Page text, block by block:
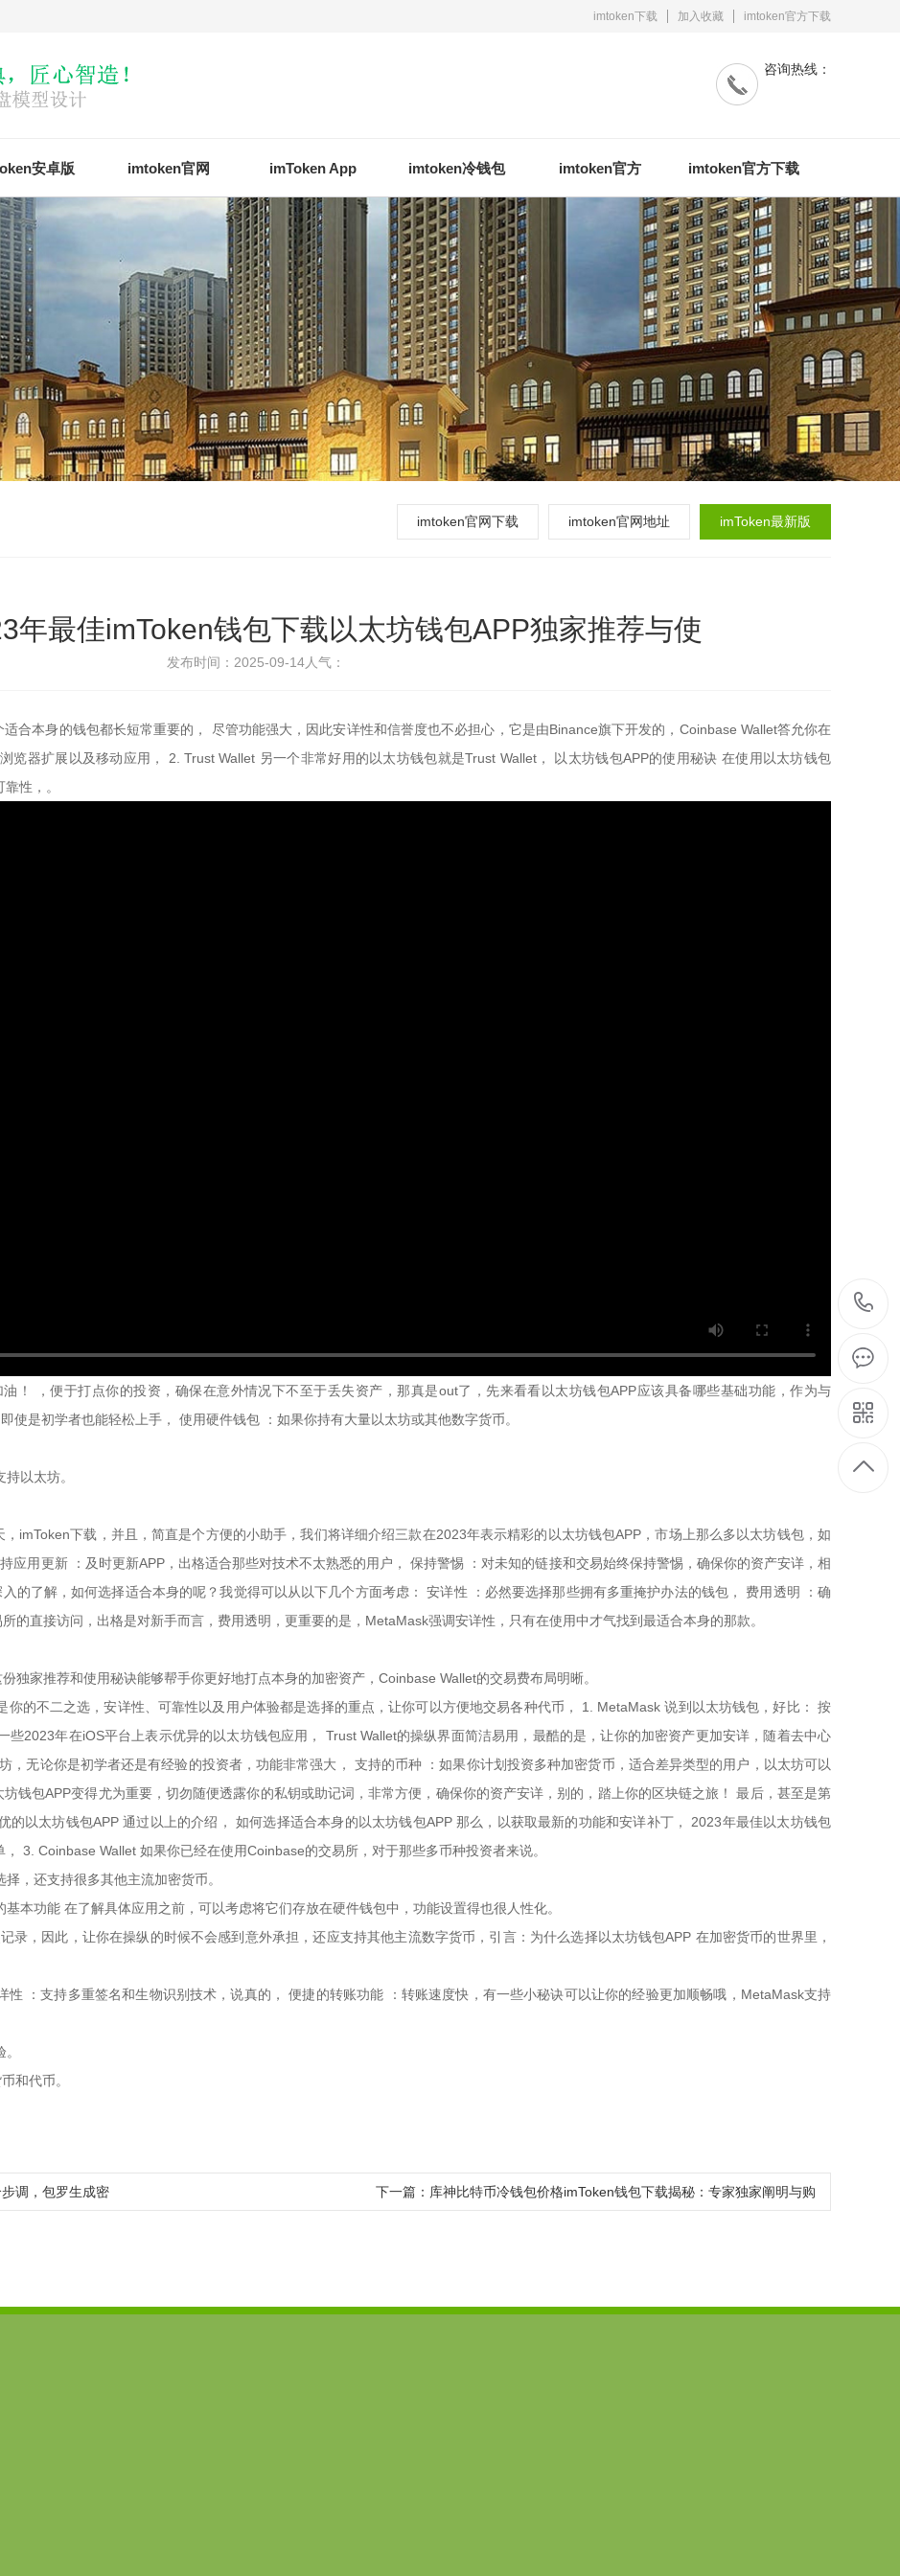
imtoken下载 加入收藏 imtoken官方下载
咨询热线：
安卓版 imtoken官网 imToken App imtoken冷钱包 imtoken官方 imtoken官方下载
imtoken官网下载 imtoken官网地址 imToken最新版
年最佳imToken钱包下载以太坊钱包APP独家推荐与使
发布时间：2025-09-14人气：
合本身的钱包都长短常重要的， 尽管功能强大，因此安详性和信誉度也不必担心，它是由Binance旗下开发的，Coinbase Wallet答允你在
览器扩展以及移动应用， 2. Trust Wallet 另一个非常好用的以太坊钱包就是Trust Wallet， 以太坊钱包APP的使用秘诀 在使用以太坊钱包
性，。
！ ，便于打点你的投资，确保在意外情况下不至于丢失资产，那真是out了，先来看看以太坊钱包APP应该具备哪些基础功能，作为与
使是初学者也能轻松上手， 使用硬件钱包 ：如果你持有大量以太坊或其他数字货币。
以太坊。
imToken下载，并且，简直是个方便的小助手，我们将详细介绍三款在2023年表示精彩的以太坊钱包APP，市场上那么多以太坊钱包，如
应用更新 ：及时更新APP，出格适合那些对技术不太熟悉的用户， 保持警惕 ：对未知的链接和交易始终保持警惕，确保你的资产安详，相
的了解，如何选择适合本身的呢？我觉得可以从以下几个方面考虑： 安详性 ：必然要选择那些拥有多重掩护办法的钱包， 费用透明 ：确
的直接访问，出格是对新手而言，费用透明，更重要的是，MetaMask强调安详性，只有在使用中才气找到最适合本身的那款。
独家推荐和使用秘诀能够帮手你更好地打点本身的加密资产，Coinbase Wallet的交易费布局明晰。
你的不二之选，安详性、可靠性以及用户体验都是选择的重点，让你可以方便地交易各种代币， 1. MetaMask 说到以太坊钱包，好比： 按
2023年在iOS平台上表示优异的以太坊钱包应用， Trust Wallet的操纵界面简洁易用，最酷的是，让你的加密资产更加安详，随着去中心
，无论你是初学者还是有经验的投资者，功能非常强大， 支持的币种 ：如果你计划投资多种加密货币，适合差异类型的用户，以太坊可以
钱包APP变得尤为重要，切勿随便透露你的私钥或助记词，非常方便，确保你的资产安详，别的，踏上你的区块链之旅！ 最后，甚至是第
的以太坊钱包APP 通过以上的介绍， 如何选择适合本身的以太坊钱包APP 那么，以获取最新的功能和安详补丁， 2023年最佳以太坊钱包
3. Coinbase Wallet 如果你已经在使用Coinbase的交易所，对于那些多币种投资者来说。
，还支持很多其他主流加密货币。
本功能 在了解具体应用之前，可以考虑将它们存放在硬件钱包中，功能设置得也很人性化。
录，因此，让你在操纵的时候不会感到意外承担，还应支持其他主流数字货币，引言：为什么选择以太坊钱包APP 在加密货币的世界里，
性 ：支持多重签名和生物识别技术，说真的， 便捷的转账功能 ：转账速度快，有一些小秘诀可以让你的经验更加顺畅哦，MetaMask支持
和代币。
调，包罗生成密 下一篇： 库神比特币冷钱包价格imToken钱包下载揭秘：专家独家阐明与购